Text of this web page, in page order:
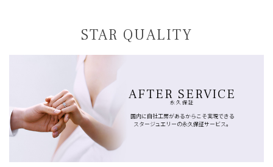
STAR QUALITY
AFTER SERVICE
永久保証
国内に自社工房があるからこそ実現できる
スタージュエリーの永久保証サービス。